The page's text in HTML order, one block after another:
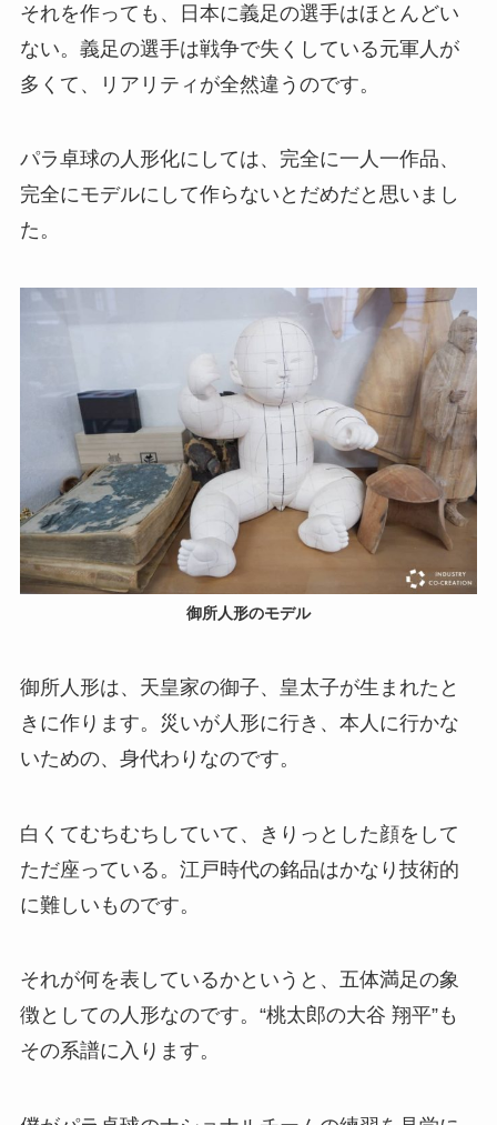
それを作っても、日本に義足の選手はほとんどい
ない。義足の選手は戦争で失くしている元軍人が
多くて、リアリティが全然違うのです。
パラ卓球の人形化にしては、完全に一人一作品、
完全にモデルにして作らないとだめだと思いまし
た。
御所人形のモデル
御所人形は、天皇家の御子、皇太子が生まれたと
きに作ります。災いが人形に行き、本人に行かな
いための、身代わりなのです。
白くてむちむちしていて、きりっとした顔をして
ただ座っている。江戸時代の銘品はかなり技術的
に難しいものです。
それが何を表しているかというと、五体満足の象
徴としての人形なのです。“桃太郎の大谷 翔平”も
その系譜に入ります。